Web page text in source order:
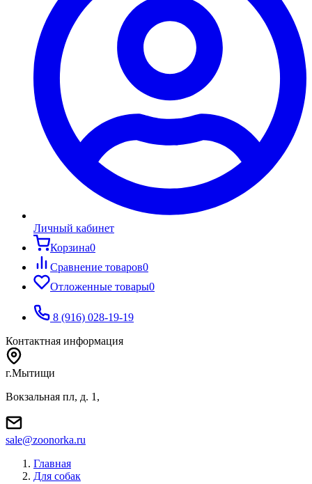
Личный кабинет
Корзина0
Сравнение товаров0
Отложенные товары0
8 (916) 028-19-19
Контактная информация
г.Мытищи
Вокзальная пл, д. 1,
sale@zoonorka.ru
Главная
Для собак